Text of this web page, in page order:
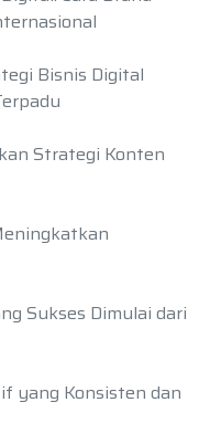
Bisnis Digital
Strategi Konten
Sukses Dimulai dari
yang Konsisten dan